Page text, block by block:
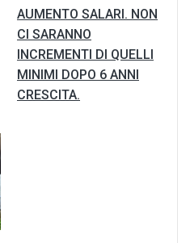
AUMENTO SALARI. NON
CI SARANNO
INCREMENTI DI QUELLI
MINIMI DOPO 6 ANNI
CRESCITA.